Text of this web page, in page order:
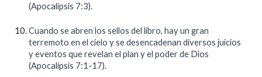
(Apocalipsis 7:3).
Cuando se abren los sellos del libro, hay un gran
terremoto en el cielo y se desencadenan diversos juicios
y eventos que revelan el plan y el poder de Dios
(Apocalipsis 7:1-17).